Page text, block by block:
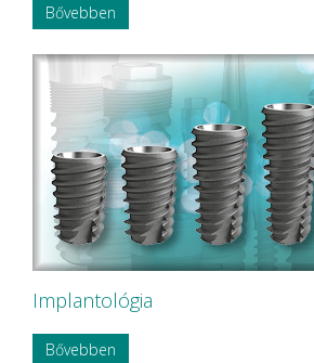
Bővebben
Implantológia
Bővebben